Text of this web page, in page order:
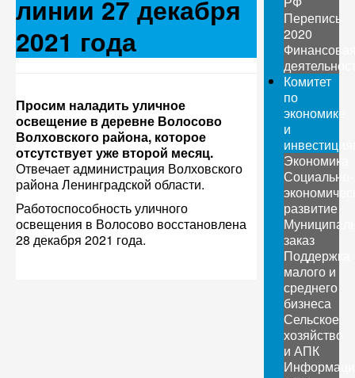
линии 27 декабря
2021 года
Просим наладить уличное
освещение в деревне Волосово
Волховского района, которое
отсутствует уже второй месяц.
Отвечает администрация Волховского
района Ленинградской области.
Работоспособность уличного
освещения в Волосово восстановлена
28 декабря 2021 года.
Перепись
2020
Комитет
по
экономике
и
Экономика
Социально-
развитие
заказ
Поддержка
малого и
среднего
бизнеса
Сельское
хозяйство
и АПК